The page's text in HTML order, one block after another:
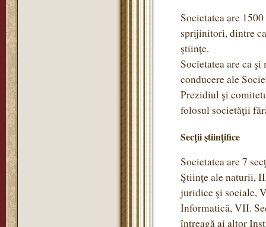
Societatea are
sprijinitori, dintre
ştiinţe.
Societatea are ca
conducere ale
Prezidiul şi
folosul societăţii
Secţii ştiinţifice
Societatea are 7
Ştiinţe ale naturii,
juridice şi sociale,
Informatică, VII.
întreagă ai altor